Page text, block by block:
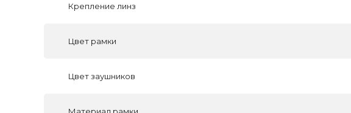
Крепление линз
Цвет рамки
Цвет заушников